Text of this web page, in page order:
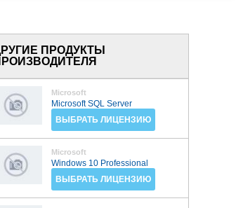
ПРОДУКТЫ
Microsoft
Microsoft SQL Server
ВЫБРАТЬ ЛИЦЕНЗИЮ
Microsoft
Windows 10 Professional
ВЫБРАТЬ ЛИЦЕНЗИЮ